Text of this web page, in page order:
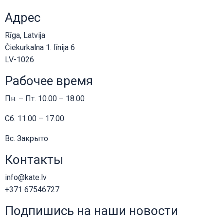
Dorelan
Infiniti
Softline
Innovation living
Softrend
Topstar
HÅG
RH
TreCe
Van-esch
Moving
Nahu
Albacomponents
Brado
OMP
Iliv
Drapilux
Saum & Viebahn
Interstil
Creation Baumann
Silent Gliss
Wind
Адрес
Rīga, Latvija
Čiekurkalna 1. līnija 6
LV-1026
Рабочее время
Пн. – Пт. 10.00 – 18.00
Сб. 11.00 – 17.00
Вс. Закрыто
Контакты
info@kate.lv
+371 67546727
Подпишись на наши новости